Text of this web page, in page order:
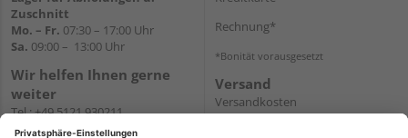
Zuschnitt
Mo. – Fr. 07:30 – 17:00 Uhr
Sa. 09:00 – 13:00 Uhr
Wir helfen Ihnen gerne
weiter
Tel.:+49 5121 930211
E-Mail:holzlandshop@holzland-
Rechnung*
*Bonität vorausgesetzt
Versand
Versandkosten